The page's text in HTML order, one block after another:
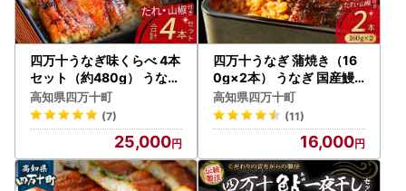
四万十うなぎ味くらべ 4本
セット（約480g） うなぎ
鰻 蒲焼 白焼 土用の丑の日
／Esu-119
高知県四万十町
(7)
25,000
四万十うなぎ 蒲焼き（16
0g×2本） うなぎ 国産鰻
土用の丑の日 ／Esu-124
高知県四万十町
(11)
16,000